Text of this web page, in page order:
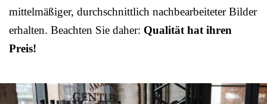
mittelmäßiger, durchschnittlich nachbearbeiteter Bilder
erhalten. Beachten Sie daher: Qualität hat ihren
Preis!